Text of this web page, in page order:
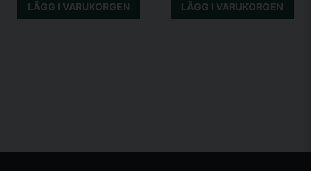
LÄGG I VARUKORGEN LÄGG I VARUKORGEN